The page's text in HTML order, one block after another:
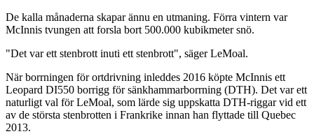
De kalla månaderna skapar ännu en utmaning. Förra vintern var
McInnis tvungen att forsla bort 500.000 kubikmeter snö.
"Det var ett stenbrott inuti ett stenbrott", säger LeMoal.
När borrningen för ortdrivning inleddes 2016 köpte McInnis ett
Leopard DI550 borrigg för sänkhammarborrning (DTH). Det var ett
naturligt val för LeMoal, som lärde sig uppskatta DTH-riggar vid ett
av de största stenbrotten i Frankrike innan han flyttade till Quebec
2013.